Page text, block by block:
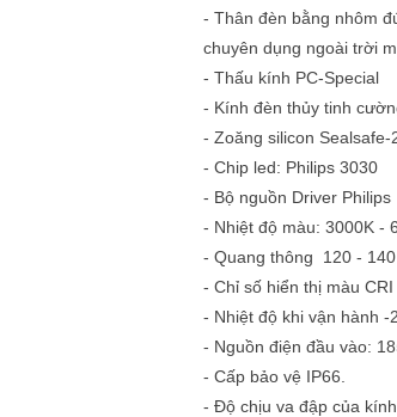
- Thân đèn bằng nhôm
chuyên dụng ngoài trời
- Thấu kính PC-Special
- Kính đèn thủy tinh
- Zoăng silicon Sealsafe-
- Chip led: Philips 3030
- Bộ nguồn Driver Philips
- Nhiệt độ màu: 3000K -
- Quang thông 120 -
- Chỉ số hiển thị màu
- Nhiệt độ khi vận hành -
- Nguồn điện đầu vào:
- Cấp bảo vệ IP66.
- Độ chịu va đập của